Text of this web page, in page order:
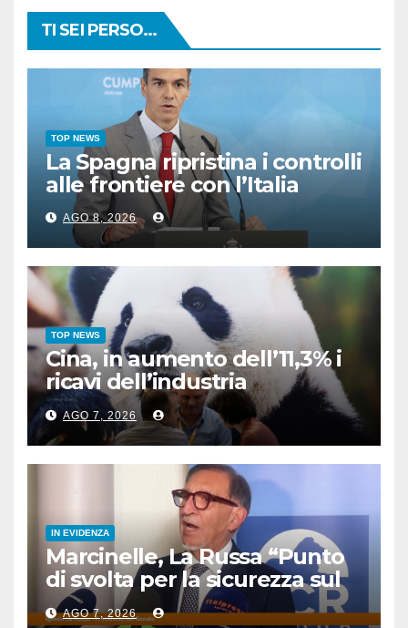
TI SEI PERSO...
TOP NEWS
La Spagna ripristina i controlli
alle frontiere con l’Italia
AGO 8, 2026
TOP NEWS
Cina, in aumento dell’11,3% i
ricavi dell’industria
pubblicitaria
AGO 7, 2026
IN EVIDENZA
Marcinelle, La Russa “Punto
di svolta per la sicurezza sul
lavoro”
AGO 7, 2026